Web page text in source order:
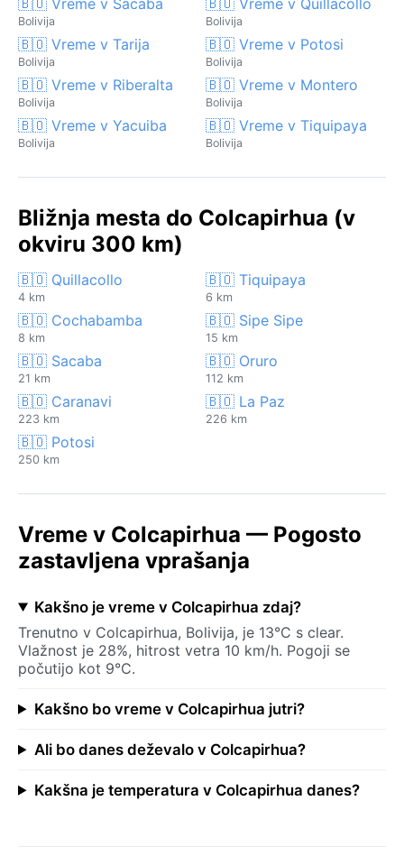
Bolivija Bolivija
🇧🇴 Vreme v Tarija
Bolivija
🇧🇴 Vreme v Potosi
Bolivija
🇧🇴 Vreme v Riberalta
Bolivija
🇧🇴 Vreme v Montero
Bolivija
🇧🇴 Vreme v Yacuiba
Bolivija
🇧🇴 Vreme v Tiquipaya
Bolivija
Bližnja mesta do Colcapirhua (v
okviru 300 km)
🇧🇴 Quillacollo
4 km
🇧🇴 Tiquipaya
6 km
🇧🇴 Cochabamba
8 km
🇧🇴 Sipe Sipe
15 km
🇧🇴 Sacaba
21 km
🇧🇴 Oruro
112 km
🇧🇴 Caranavi
223 km
🇧🇴 La Paz
226 km
🇧🇴 Potosi
250 km
Vreme v Colcapirhua — Pogosto
zastavljena vprašanja
Kakšno je vreme v Colcapirhua zdaj?
Trenutno v Colcapirhua, Bolivija, je 13°C s clear.
Vlažnost je 28%, hitrost vetra 10 km/h. Pogoji se
počutijo kot 9°C.
Kakšno bo vreme v Colcapirhua jutri?
Ali bo danes deževalo v Colcapirhua?
Kakšna je temperatura v Colcapirhua danes?